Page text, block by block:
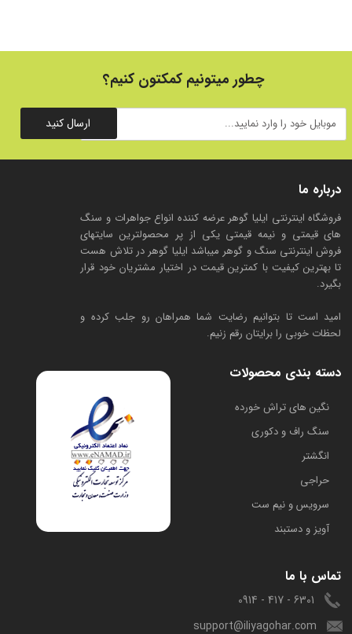
درباره ما
فروشگاه اینترنتی ایلیا گوهر عرضه کننده انواع جواهرات و سنگ
های قیمتی و نیمه قیمتی یکی از پر محصولترین سایتهای
فروش اینترنتی سنگ و گوهر میباشد ایلیا گوهر در تلاش هست
تا بهترین کیفیت با کمترین قیمت در اختیار مشتریان خود قرار
بگیرد.
امید است تا بتوانیم رضایت شما همراهان رو جلب کرده و
لحظات خوبی را برایتان رقم زنیم.
دسته بندی محصولات
​نگین های تراش خورده
سنگ راف و دکوری
انگشتر
حراجی
سرویس و نیم ست
آویز و دستبند
تماس با ما
6301 - 417 - 0914
support@iliyagohar.com
چطور میتونیم کمکتون کنیم؟
ارسال کنید